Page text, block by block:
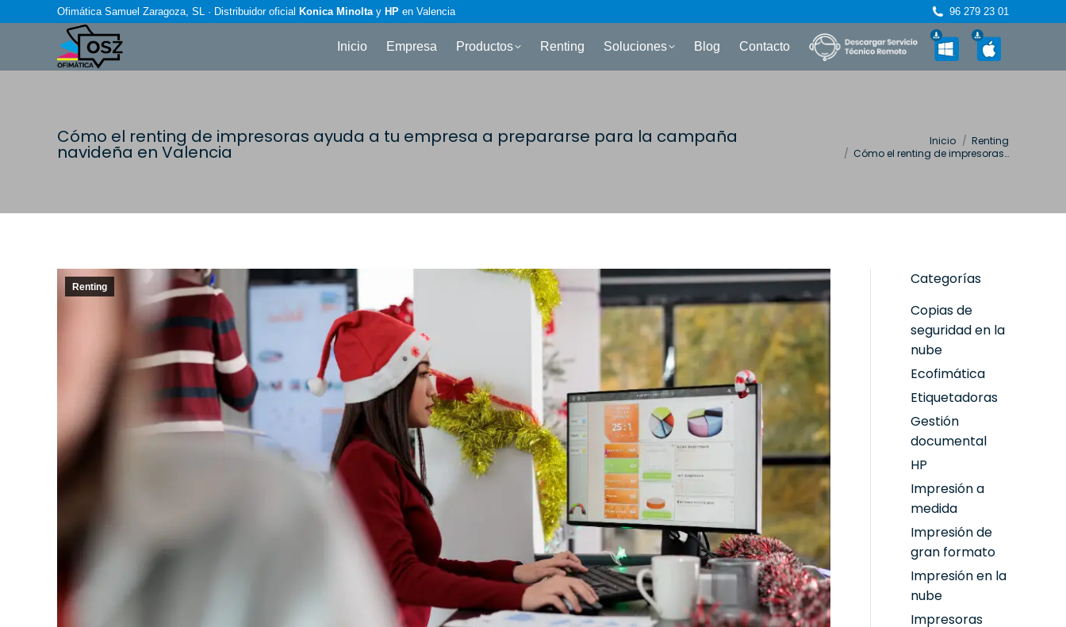
Ofimática Samuel Zaragoza, SL · Distribuidor oficial Konica Minoltay HP en Valencia 96 279 23 01
Inicio Empresa Productos Renting Soluciones Blog Contacto
Cómo el renting de impresoras ayuda a tu empresa a prepararse para la campaña
navideña en Valencia
Inicio
Renting
Cómo el renting de impresoras…
Renting
Categorías
Copias de
seguridad en la
nube
Ecofimática
Etiquetadoras
Gestión
documental
HP
Impresión a
medida
Impresión de
gran formato
Impresión en la
nube
Impresoras